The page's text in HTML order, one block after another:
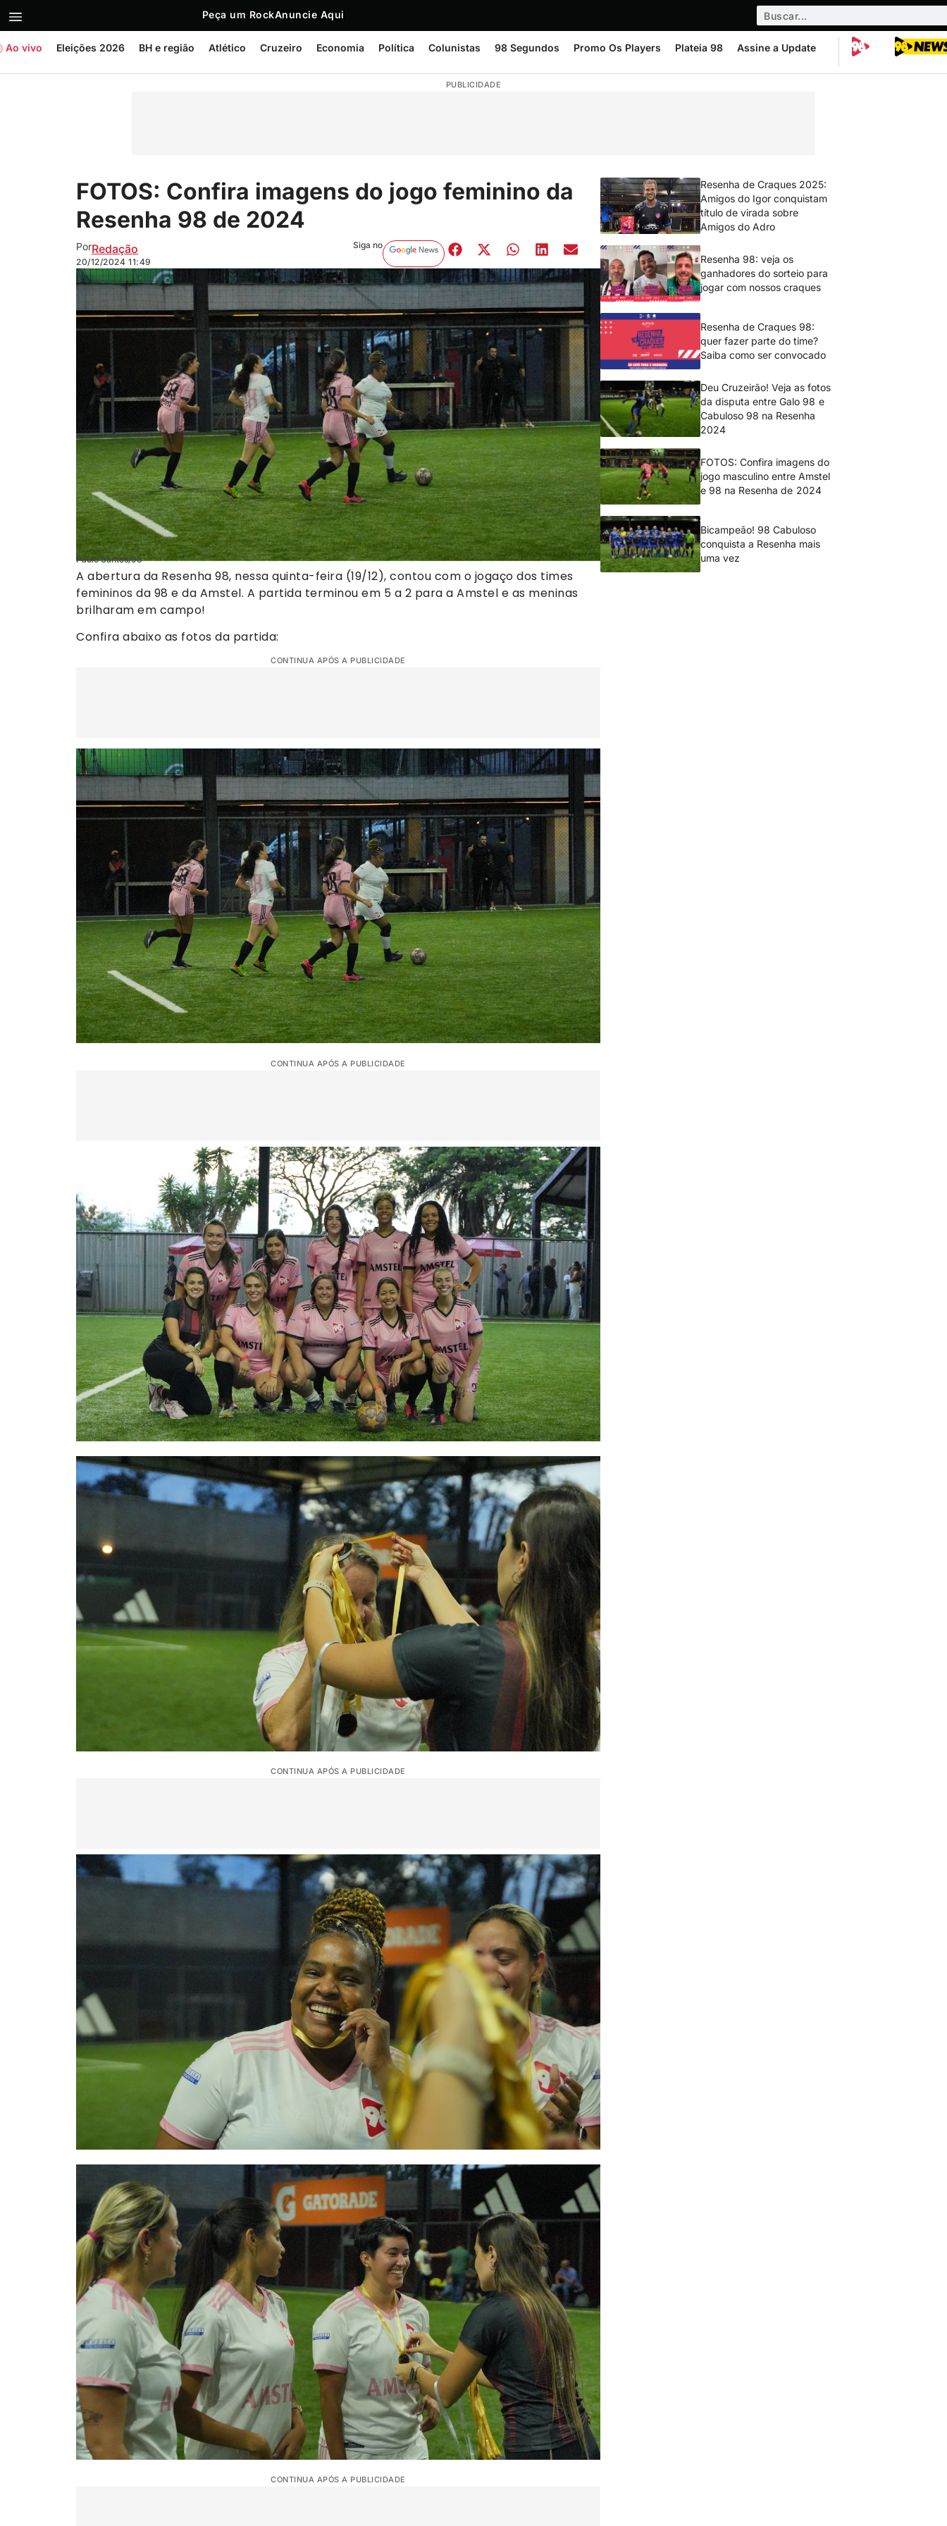
Peça um RockAnuncie Aqui
Ao vivo Eleições 2026 BH e região Atlético Cruzeiro Economia Política Colunistas 98 Segundos Promo Os Players Plateia 98 Assine a Update
PUBLICIDADE
FOTOS: Confira imagens do jogo feminino da
Resenha 98 de 2024
PorRedação
20/12/2024 11:49
Siga no
Paulo Santos/98
A abertura da Resenha 98, nessa quinta-feira (19/12), contou com o jogaço dos times
femininos da 98 e da Amstel. A partida terminou em 5 a 2 para a Amstel e as meninas
brilharam em campo!
Confira abaixo as fotos da partida:
CONTINUA APÓS A PUBLICIDADE
CONTINUA APÓS A PUBLICIDADE
CONTINUA APÓS A PUBLICIDADE
CONTINUA APÓS A PUBLICIDADE
Resenha de Craques 2025:
Amigos do Igor conquistam
título de virada sobre
Amigos do Adro
Resenha 98: veja os
ganhadores do sorteio para
jogar com nossos craques
Resenha de Craques 98:
quer fazer parte do time?
Saiba como ser convocado
Deu Cruzeirão! Veja as fotos
da disputa entre Galo 98 e
Cabuloso 98 na Resenha
2024
FOTOS: Confira imagens do
jogo masculino entre Amstel
e 98 na Resenha de 2024
Bicampeão! 98 Cabuloso
conquista a Resenha mais
uma vez